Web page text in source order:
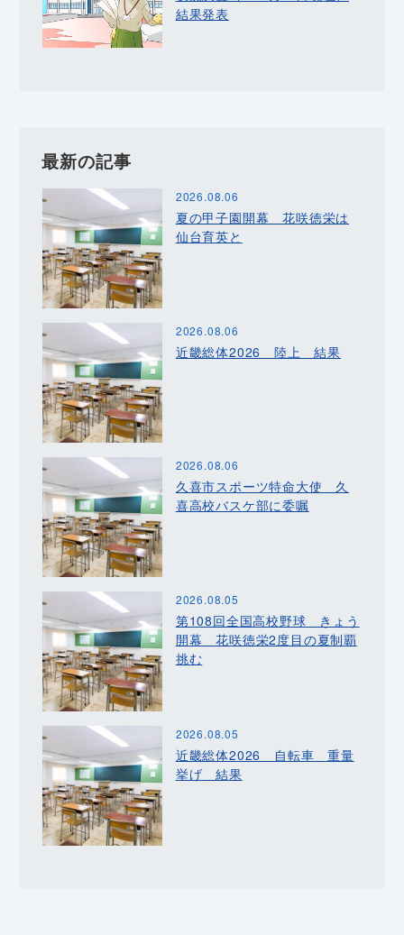
結果発表
最新の記事
2026.08.06
夏の甲子園開幕 花咲徳栄は
仙台育英と
2026.08.06
近畿総体2026 陸上 結果
2026.08.06
久喜市スポーツ特命大使 久
喜高校バスケ部に委嘱
2026.08.05
第108回全国高校野球 きょう
開幕 花咲徳栄2度目の夏制覇
挑む
2026.08.05
近畿総体2026 自転車 重量
挙げ 結果